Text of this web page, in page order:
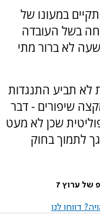
במעונו של
בשל העובדה
לא ברור מתי
לא תביע התנגדות
שיפורים - דבר
שכן לא מעט
לתמוך בחוק
של ערוץ 7
דווחו לנו